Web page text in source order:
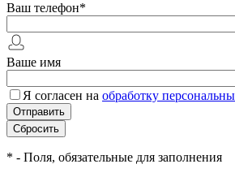
Ваш телефон*
Ваше имя
Я согласен на обработку
* - Поля, обязательные для заполнения